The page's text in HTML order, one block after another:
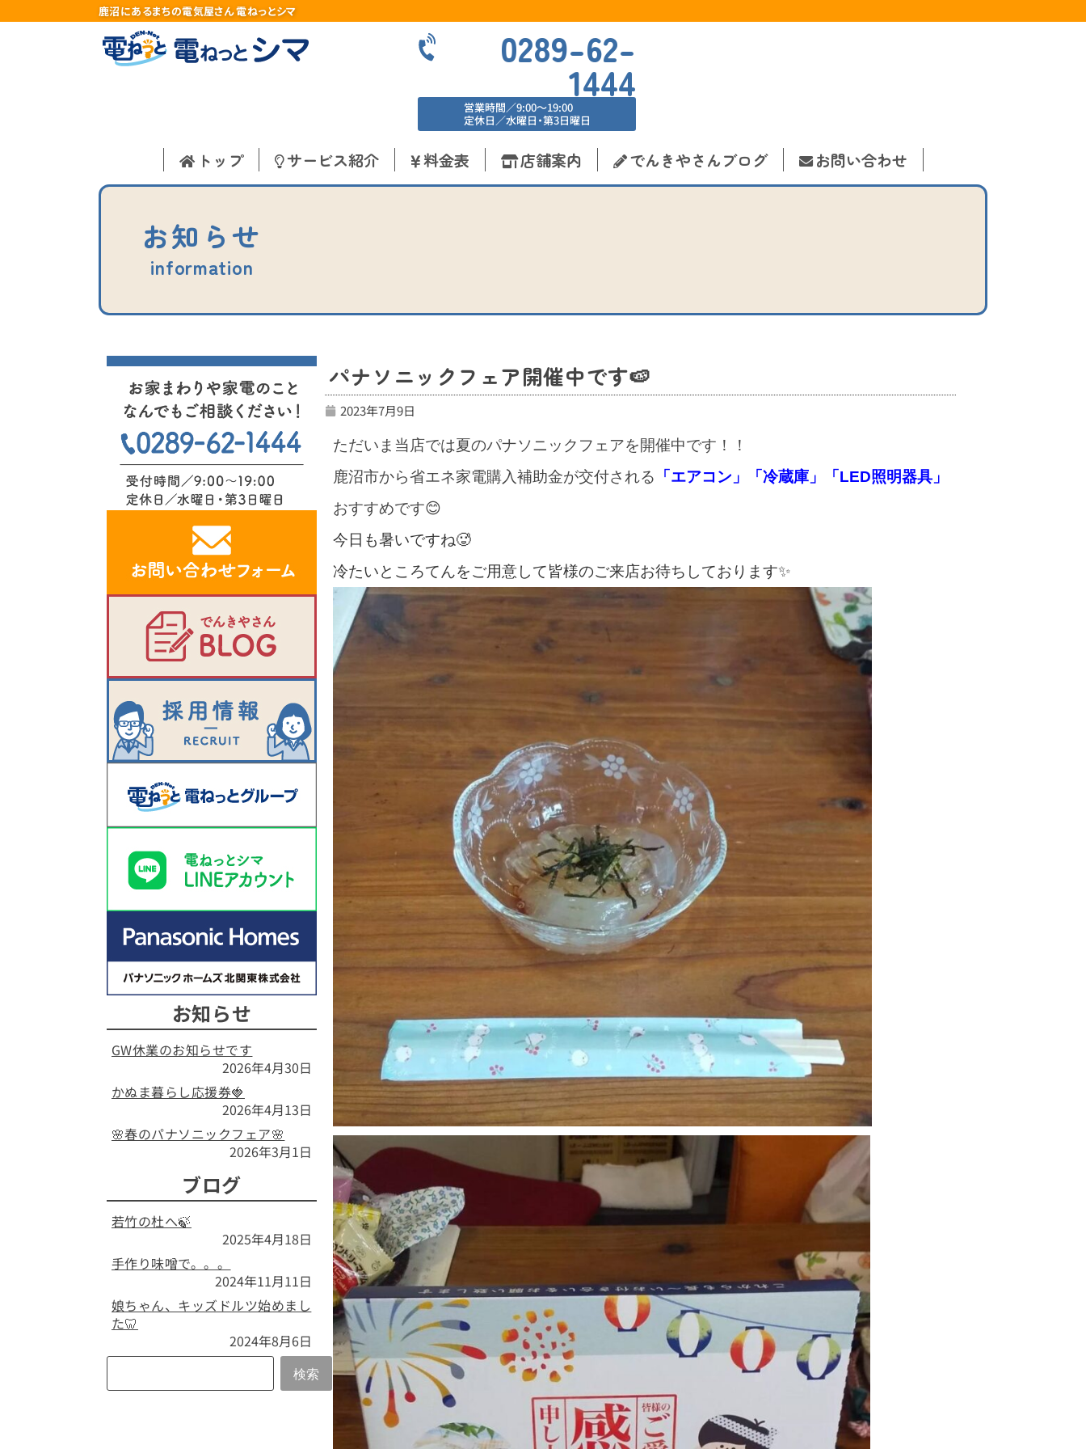
鹿沼にあるまちの電気屋さん 電ねっとシマ
0289-62-
1444
営業時間／9:00〜19:00
定休日／水曜日・第3日曜日
トップ サービス紹介 料金表 店舗案内 でんきやさんブログ お問い合わせ
お知らせ
information
お知らせ
GW休業のお知らせです
2026年4月30日
かぬま暮らし応援券🍓
2026年4月13日
🌸春のパナソニックフェア🌸
2026年3月1日
ブログ
若竹の杜へ🍃
2025年4月18日
手作り味噌で。。。
2024年11月11日
娘ちゃん、キッズドルツ始めまし
た🦷
2024年8月6日
検索
パナソニックフェア開催中です🍉
2023年7月9日
ただいま当店では夏のパナソニックフェアを開催中です！！
鹿沼市から省エネ家電購入補助金が交付される 「エアコン」「冷蔵庫」「LED照明器具 」
おすすめです😊
今日も暑いですね🥵
冷たいところてんをご用意して皆様のご来店お待ちしております✨